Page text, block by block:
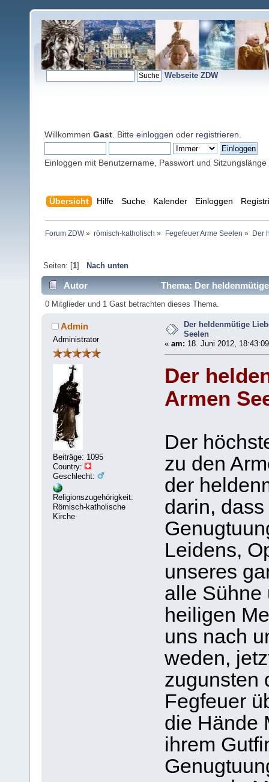
Webseite ZDW
Willkommen Gast . Bitte einloggen oder registrieren
Einloggen mit Benutzername, Passwort und Sitzungslänge
Übersicht Hilfe Suche Kalender Einloggen
Forum ZDW» römisch-katholisch » Fegefeuer Arme Seelen » Der
Seiten: [1] Nach unten
Autor Thema: Der
0 Mitglieder und 1 Gast betrachten dieses Thema.
Admin
Administrator
Beiträge: 1095
Country:
Geschlecht:
Religionszugehörigkeit:
Römisch-katholische
Kirche
Der heldenmütige
Seelen
« am: 18. Juni 2012,
Der
Armen
Der
zu den
der
darin,
Leidens,
unseres
alle Sühne
heiligen
uns nach
weden,
zugunsten
Fegfeuer
die Hände
ihrem